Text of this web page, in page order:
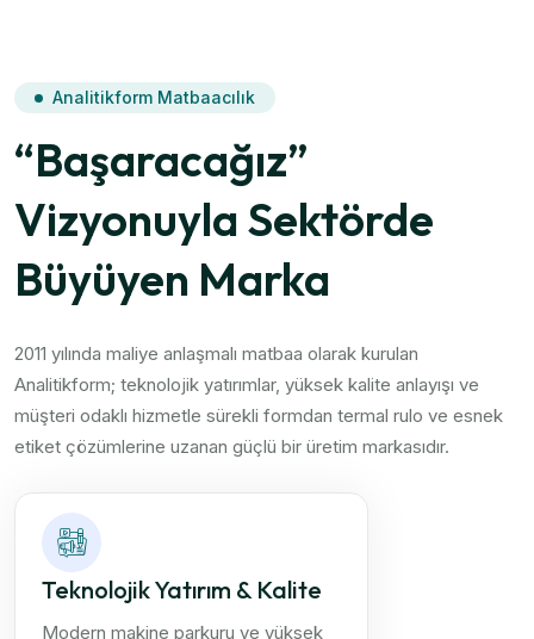
Analitikform Matbaacılık
“Başaracağız”
Vizyonuyla Sektörde
Büyüyen Marka
2011 yılında maliye anlaşmalı matbaa olarak kurulan
Analitikform; teknolojik yatırımlar, yüksek kalite anlayışı ve
müşteri odaklı hizmetle sürekli formdan termal rulo ve esnek
etiket çözümlerine uzanan güçlü bir üretim markasıdır.
Teknolojik Yatırım & Kalite
Modern makine parkuru ve yüksek